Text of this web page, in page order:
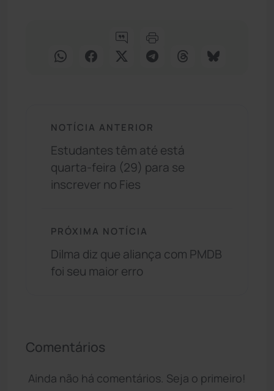
NOTÍCIA ANTERIOR
Estudantes têm até está
quarta-feira (29) para se
inscrever no Fies
PRÓXIMA NOTÍCIA
Dilma diz que aliança com PMDB
foi seu maior erro
Comentários
Ainda não há comentários. Seja o primeiro!